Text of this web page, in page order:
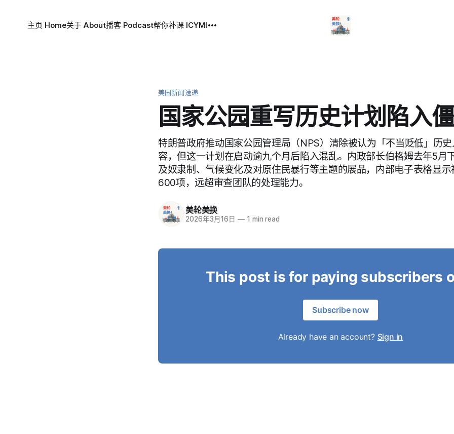
主页 Home关于 About播客 Podcast帮你补课 ICYMI
美国新闻速递
国家公园重写历史计划陷入
特朗普政府推动国家公园管理局（NPS）清除被认为「不当贬低」历
容，但这一计划在启动逾九个月后陷入混乱。内政部长伯格姆去年5月
及奴隶制、气候变化及对原住民暴行等主题的展品，内部电子表格显
600项，远超审查团队的处理能力。
美轮美换
2026年3月16日 — 1 min read
This post is for paying subscribers
Subscribe now
Already have an account? Sign in